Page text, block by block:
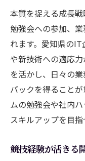
本質を捉える成長
勉強会への参加、
れます。愛知県の
や新技術への適応
を活かし、日々の
バックを得ること
ムの勉強会や社内
スキルアップを目指
競技経験が活きる